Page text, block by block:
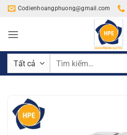
Bỏ
nội
Codienhoangphuong@gmail.com
Tìm